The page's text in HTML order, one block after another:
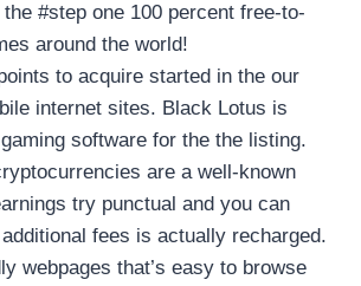
#step one 100 percent free-to-
around the world!
to acquire started in the our
internet sites. Black Lotus is
software for the the listing.
are a well-known
try punctual and you can
fees is actually recharged.
webpages that’s easy to browse